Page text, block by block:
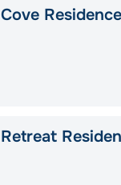
Cove
Retreat